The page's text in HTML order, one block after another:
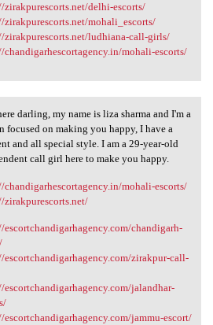
zirakpurescorts.net/delhi-escorts/
zirakpurescorts.net/mohali_escorts/
zirakpurescorts.net/ludhiana-call-girls/
chandigarhescortagency.in/mohali-escorts/
darling, my name is
darling, my name is liza sharma and I'm a
focused on making you happy, I have a
and all special style. I am a 29-year-old
call girl here to make you happy.
chandigarhescortagency.in/mohali-escorts/
zirakpurescorts.net/
escortchandigarhagency.com/chandigarh-
escortchandigarhagency.com/zirakpur-call-
escortchandigarhagency.com/jalandhar-
escortchandigarhagency.com/jammu-escort/